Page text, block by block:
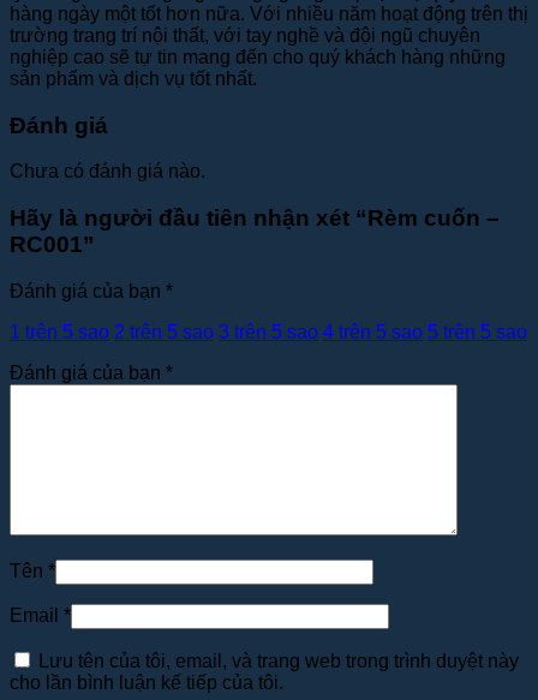
hàng ngày một tốt hơn nữa. Với nhiều năm hoạt động trên thị
trường trang trí nội thất, với tay nghề và đội ngũ chuyên
nghiệp cao sẽ tự tin mang đến cho quý khách hàng những
sản phẩm và dịch vụ tốt nhất.
Đánh giá
Chưa có đánh giá nào.
Hãy là người đầu tiên nhận xét “Rèm cuốn –
RC001”
Đánh giá của bạn *
1 trên 5 sao 2 trên 5 sao 3 trên 5 sao 4 trên 5 sao 5 trên 5 sao
Đánh giá của bạn *
Tên *
Email *
Lưu tên của tôi, email, và trang web trong trình duyệt này
cho lần bình luận kế tiếp của tôi.